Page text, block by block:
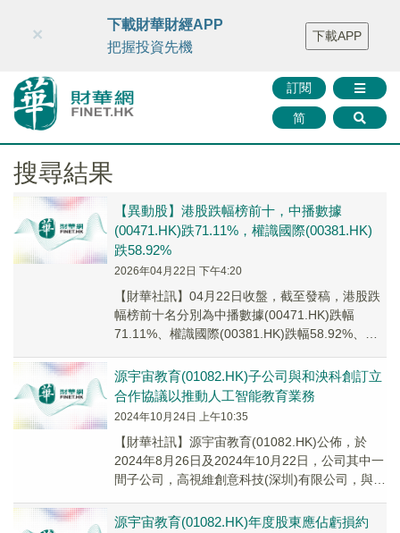
財華智庫網 FINTV FINMETA 財華證券 媒體矩陣
智庫沙龍
聯絡我們
訂閱
简
×
下載財華財經APP
把握投資先機
下載APP
搜尋結果
【異動股】港股跌幅榜前十，中播數據
(00471.HK)跌71.11%，權識國際(00381.HK)
跌58.92%
2026年04月22日 下午4:20
【財華社訊】04月22日收盤，截至發稿，港股跌
幅榜前十名分別為中播數據(00471.HK)跌幅
71.11%、權識國際(00381.HK)跌幅58.92%、中
源宇宙教育(01082.HK)子公司與和泱科創訂立
合作協議以推動人工智能教育業務
2024年10月24日 上午10:35
【財華社訊】源宇宙教育(01082.HK)公佈，於
2024年8月26日及2024年10月22日，公司其中一
間子公司，高視維創意科技(深圳)有限公司，與深
源宇宙教育(01082.HK)年度股東應佔虧損約